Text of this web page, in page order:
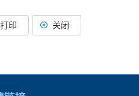
打印 关闭